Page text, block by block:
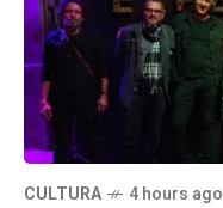
CULTURA 4 hours ago